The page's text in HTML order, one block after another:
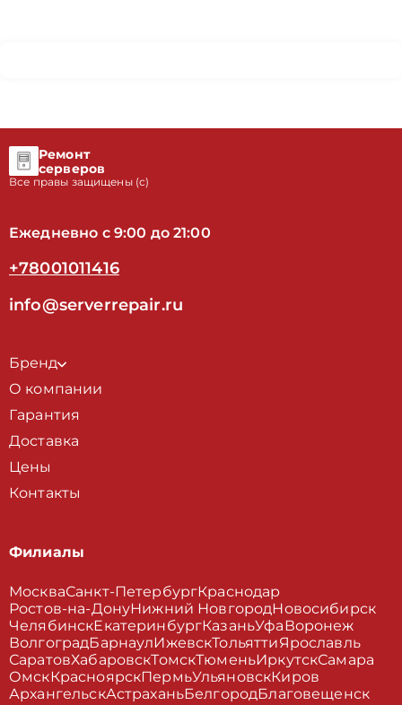
Ремонт
серверов
Все правы защищены (с)
Ежедневно с 9:00 до 21:00
+78001011416
info@serverrepair.ru
Бренд
О компании
Гарантия
Доставка
Цены
Контакты
Филиалы
МоскваСанкт-ПетербургКраснодар
Ростов-на-ДонуНижний НовгородНовосибирск
ЧелябинскЕкатеринбургКазаньУфаВоронеж
ВолгоградБарнаулИжевскТольяттиЯрославль
СаратовХабаровскТомскТюменьИркутскСамара
ОмскКрасноярскПермьУльяновскКиров
АрхангельскАстраханьБелгородБлаговещенск